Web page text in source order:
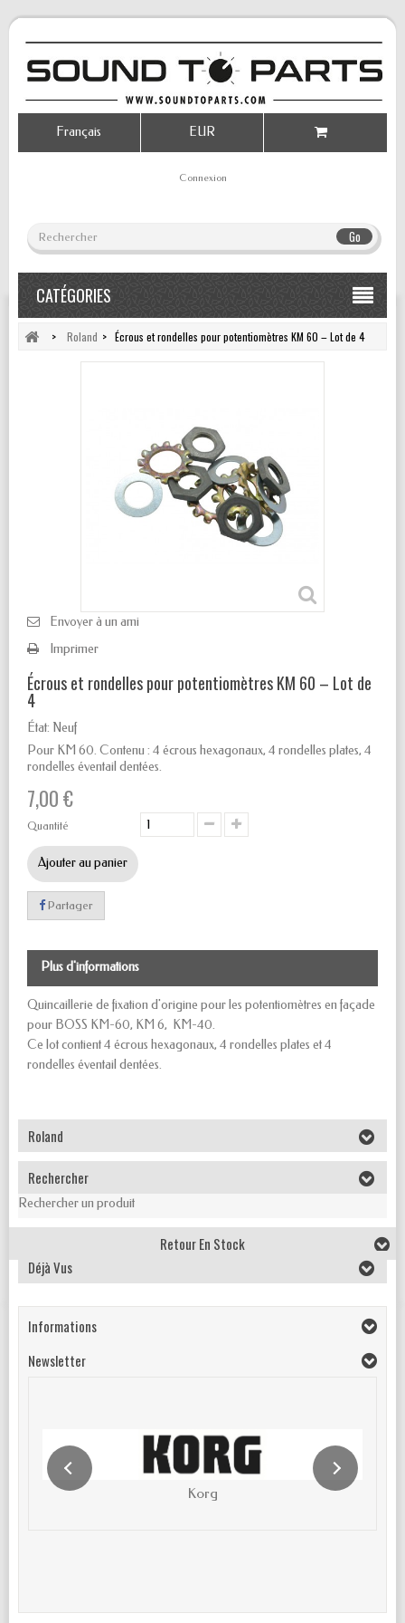
Go
Connexion
EUR
Français
CATÉGORIES
> Roland > Écrous et rondelles pour potentiomètres KM 60 – Lot de 4
Envoyer à un ami
Imprimer
Écrous et rondelles pour potentiomètres KM 60 – Lot de
4
État: Neuf
Pour KM 60. Contenu : 4 écrous hexagonaux, 4 rondelles plates, 4
rondelles éventail dentées.
7,00 €
Quantité
Ajouter au panier
Partager
Plus d'informations
Quincaillerie de fixation d'origine pour les potentiomètres en façade
pour BOSS KM-60, KM 6, KM-40.
Ce lot contient 4 écrous hexagonaux, 4 rondelles plates et 4
rondelles éventail dentées.
Roland
Rechercher
Rechercher un produit
Retour En Stock
Déjà Vus
Informations
Newsletter
Korg